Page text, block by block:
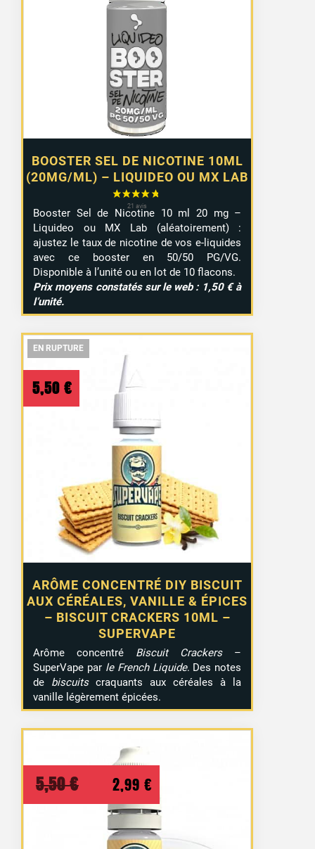
BOOSTER SEL DE NICOTINE 10ML
(20MG/ML) – LIQUIDEO OU MX LAB
prix :
1,10 €
à
9,99 €
Booster Sel de Nicotine 10 ml 20 mg –
Liquideo ou MX Lab (aléatoirement) :
ajustez le taux de nicotine de vos e-liquides
avec ce booster en 50/50 PG/VG.
Disponible à l’unité ou en lot de 10 flacons.
Prix moyens constatés sur le web : 1,50 € à
l’unité.
EN RUPTURE
EN RUPTURE
ARÔME CONCENTRÉ DIY BISCUIT
AUX CÉRÉALES, VANILLE & ÉPICES
– BISCUIT CRACKERS 10ML –
SUPERVAPE
5,50 €
Arôme concentré Biscuit Crackers–
SuperVape par le French Liquide. Des notes
de biscuitscraquants aux céréales à la
vanille légèrement épicées.
EN RUPTURE
5,50€
Le
prix
initial
2,99 €
prix
actuel